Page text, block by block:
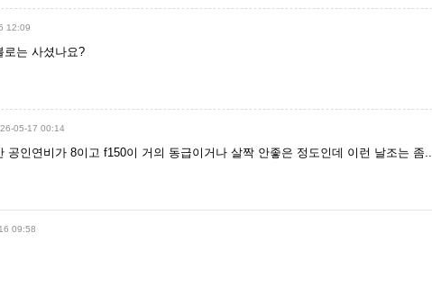
12:09
로는 사셨나요?
26-05-17 00:14
공인연비가 8이고 f150이 거의 동급이거나 살짝 안좋은 정도인데 이런 날조는 좀..
09:58